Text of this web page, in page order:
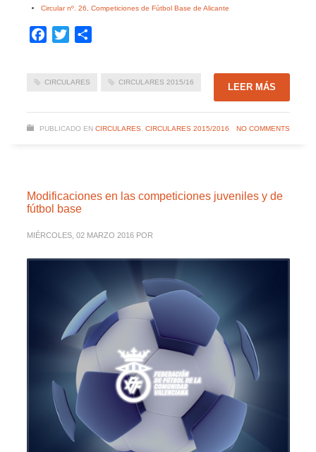
Circular nº. 26, Competiciones de Fútbol Base de Alicante
Facebook
Twitter
CIRCULARES CIRCULARES 2015/16 LEER MÁS
PUBLICADO EN CIRCULARES, CIRCULARES 2015/2016 NO COMMENTS
Modificaciones en las competiciones juveniles y de
fútbol base
MIÉRCOLES, 02 MARZO 2016 POR